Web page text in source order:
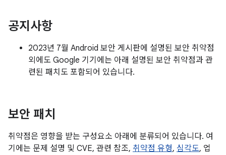
공지사항
2023년 7월 Android 보안 게시판에 설명된 보안 취약점
외에도 Google 기기에는 아래 설명된 보안 취약점과 관
련된 패치도 포함되어 있습니다.
보안 패치
취약점은 영향을 받는 구성요소 아래에 분류되어 있습니다. 여
기에는 문제 설명 및 CVE, 관련 참조, 취약점 유형, 심각도, 업